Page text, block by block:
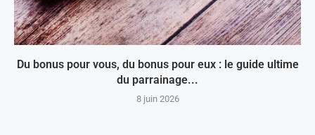
Du bonus pour vous, du bonus pour eux : le guide ultime
du parrainage...
8 juin 2026